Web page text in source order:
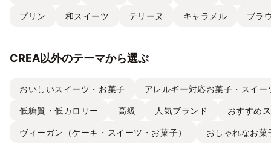
プリン 和スイーツ テリーヌ キャラメル ブラ
CREA以外のテーマから選ぶ
おいしいスイーツ・お菓子 アレルギー対応お菓子・スイー
低糖質・低カロリー 高級 人気ブランド おすすめ
ヴィーガン（ケーキ・スイーツ・お菓子） おしゃれなお菓